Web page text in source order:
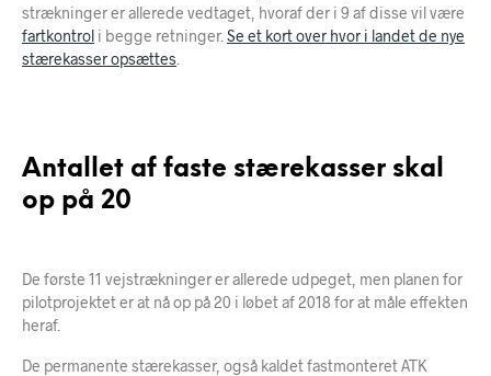
strækninger er allerede vedtaget, hvoraf der i 9 af disse vil være
fartkontrol i begge retninger. Se et kort over hvor i landet de nye
stærekasser opsættes
Antallet af faste stærekasser skal
op på 20
De første 11 vejstrækninger er allerede udpeget, men planen for
pilotprojektet er at nå op på 20 i løbet af 2018 for at måle effekten
heraf.
De permanente stærekasser, også kaldet fastmonteret ATK